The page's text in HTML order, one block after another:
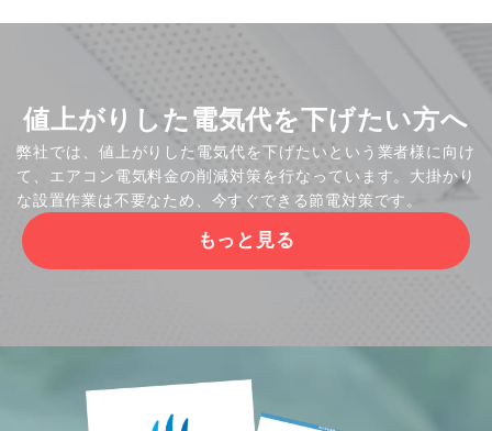
値上がりした電気代を下げたい方へ
弊社では、値上がりした電気代を下げたいという業者様に向け
て、エアコン電気料金の削減対策を行なっています。大掛かり
な設置作業は不要なため、今すぐできる節電対策です。
もっと見る